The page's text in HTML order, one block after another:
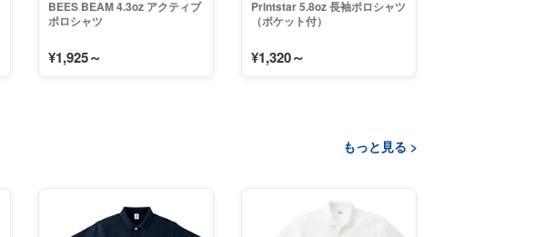
BEES BEAM 4.3oz アクティブ
ポロシャツ
¥1,925～
Printstar 5.8oz 長袖ポロシャツ
（ポケット付）
¥1,320～
もっと見る >